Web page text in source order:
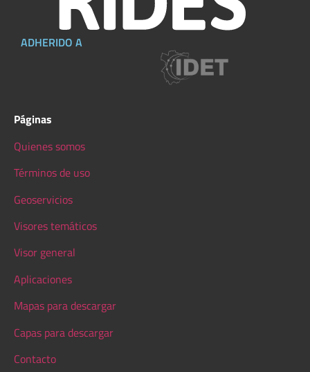
ADHERIDO A
Páginas
Quienes somos
Términos de uso
Geoservicios
Visores temáticos
Visor general
Aplicaciones
Mapas para descargar
Capas para descargar
Contacto